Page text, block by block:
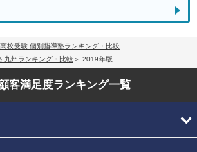
高校受験 個別指導塾ランキング・比較
九州ランキング・比較
2019年版
客満足度ランキング一覧